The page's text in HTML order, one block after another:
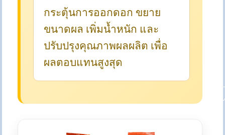
กระตุ้นการออกดอก ขยาย
ขนาดผล เพิ่มน้ำหนัก และ
ปรับปรุงคุณภาพผลผลิต เพื่อ
ผลตอบแทนสูงสุด